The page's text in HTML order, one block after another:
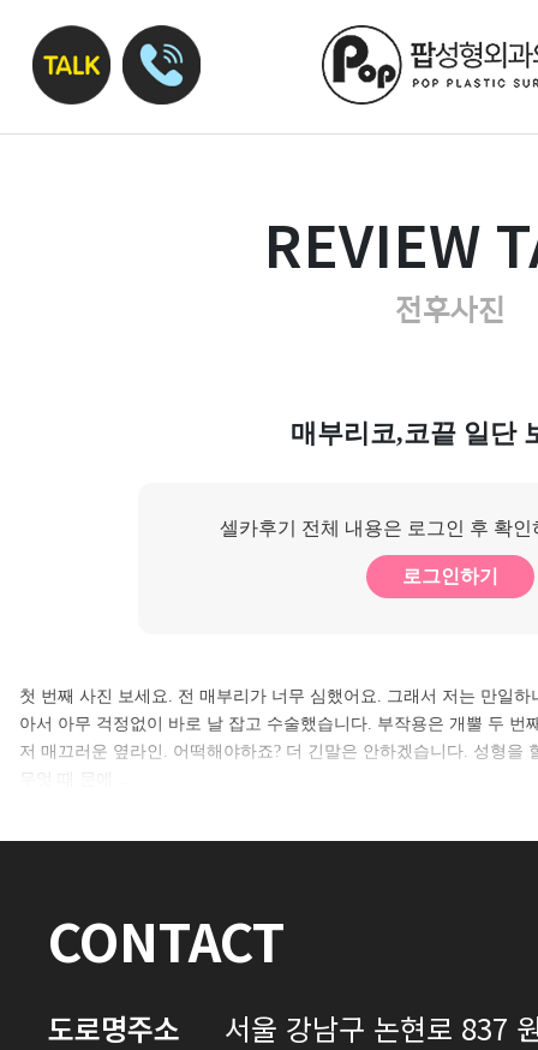
REVIEW
전후사진
매부리코,코끝 일단
셀카후기 전체 내용은 로그인 후 확
로그인하기
첫 번째 사진 보세요. 전 매부리가 너무 심했어요. 그래서 저는 만일
아서 아무 걱정없이 바로 날 잡고 수술했습니다. 부작용은 개뿔 두 번
저 매끄러운 옆라인. 어떡해야하죠? 더 긴말은 안하겠습니다. 성형을
무엇 때 문에 …
CONTACT
도로명주소
서울 강남구 논현로 837